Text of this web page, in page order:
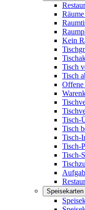
Kein
Tisch
Tisch
Offene
Tisch-
Tisch
Tisch-
Tisch-
Tisch-
Speisekarten